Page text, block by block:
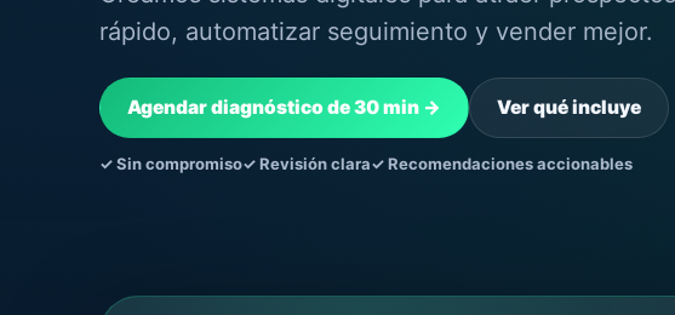
rápido, automatizar seguimiento y vender mejor.
Agendar diagnóstico de 30 min → Ver qué incluye
✓ Sin compromiso✓ Revisión clara✓ Recomendaciones accionables